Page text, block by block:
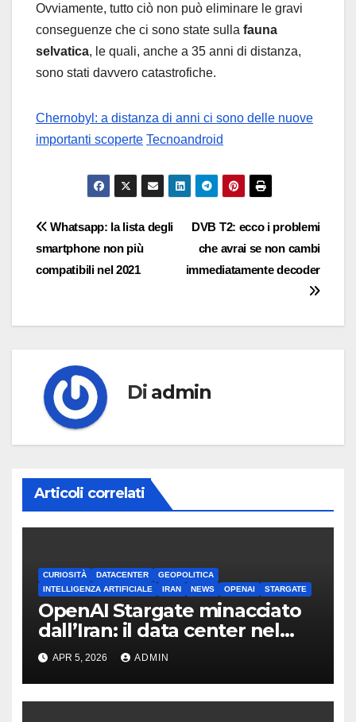
Ovviamente, tutto ciò non può eliminare le gravi
conseguenze che ci sono state sulla fauna
selvatica, le quali, anche a 35 anni di distanza,
sono stati davvero catastrofiche.
Chernobyl: a distanza di anni ci sono delle nuove
importanti scoperte Tecnoandroid
Navigazione
articoli
DVB T2: ecco i problemi
che avrai se non cambi
immediatamente decoder
Whatsapp: la lista degli
smartphone non più
compatibili nel 2021
Di admin
Articoli correlati
CURIOSITÀ DATACENTER
GEOPOLITICA
INTELLIGENZA ARTIFICIALE
IRAN NEWS OPENAI STARGATE
OpenAI Stargate minacciato
dall’Iran: il data center nel
mirino
APR 5, 2026 ADMIN